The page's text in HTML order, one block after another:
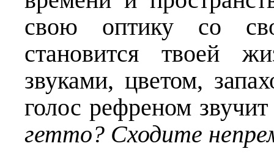
свою оптику со
становится твоей
звуками, цветом,
голос рефреном
гетто? Сходите